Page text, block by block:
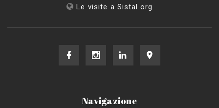
Le visite a Sistal.org
Navigazione